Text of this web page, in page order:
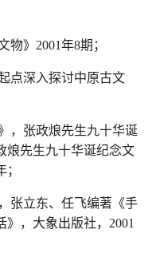
》2001年8期；
点深入探讨中原古文
，张政烺先生九十华诞
先生九十华诞纪念文
张立东、任飞编著《手
，大象出版社，2001